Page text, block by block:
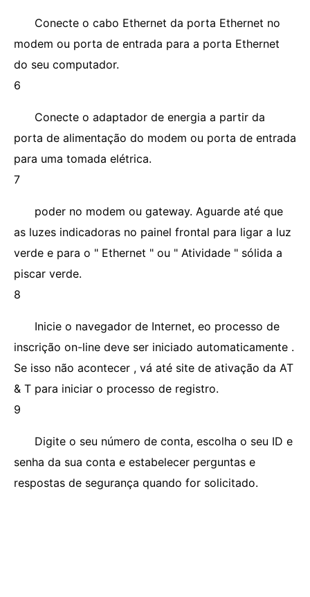
Conecte o cabo Ethernet da porta Ethernet no
modem ou porta de entrada para a porta Ethernet
do seu computador.
6
Conecte o adaptador de energia a partir da
porta de alimentação do modem ou porta de entrada
para uma tomada elétrica.
7
poder no modem ou gateway. Aguarde até que
as luzes indicadoras no painel frontal para ligar a luz
verde e para o " Ethernet " ou " Atividade " sólida a
piscar verde.
8
Inicie o navegador de Internet, eo processo de
inscrição on-line deve ser iniciado automaticamente .
Se isso não acontecer , vá até site de ativação da AT
& T para iniciar o processo de registro.
9
Digite o seu número de conta, escolha o seu ID e
senha da sua conta e estabelecer perguntas e
respostas de segurança quando for solicitado.